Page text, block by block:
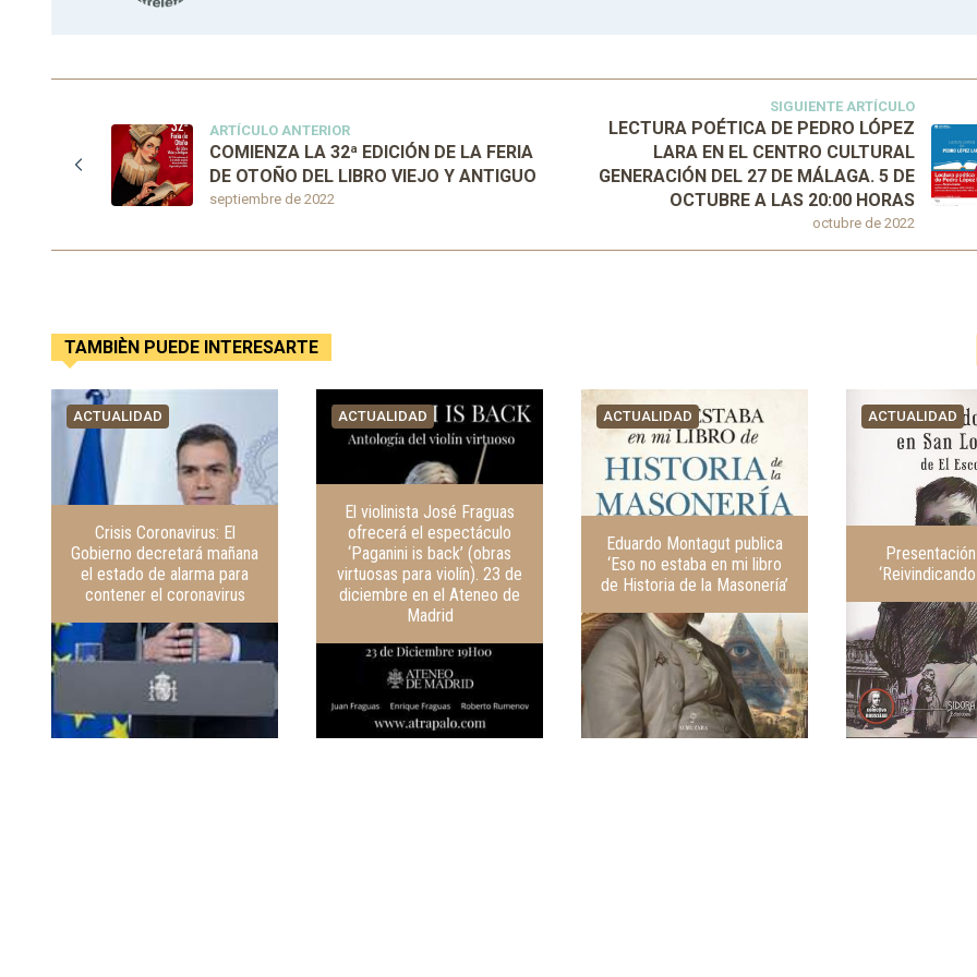
ARTÍCULO ANTERIOR
septiembre de 2022
COMIENZA LA 32ª EDICIÓN DE LA FERIA
DE OTOÑO DEL LIBRO VIEJO Y ANTIGUO
SIGUIENTE ARTÍCULO
octubre de 2022
LECTURA POÉTICA DE PEDRO LÓPEZ
LARA EN EL CENTRO CULTURAL
GENERACIÓN DEL 27 DE MÁLAGA. 5 DE
OCTUBRE A LAS 20:00 HORAS
TAMBIÈN PUEDE INTERESARTE
ACTUALIDAD
Crisis Coronavirus: El
Gobierno decretará mañana
el estado de alarma para
contener el coronavirus
ACTUALIDAD
El violinista José Fraguas
ofrecerá el espectáculo
‘Paganini is back’ (obras
virtuosas para violín). 23 de
diciembre en el Ateneo de
Madrid
ACTUALIDAD
Eduardo Montagut publica
‘Eso no estaba en mi libro
de Historia de la Masonería’
ACTUALIDAD